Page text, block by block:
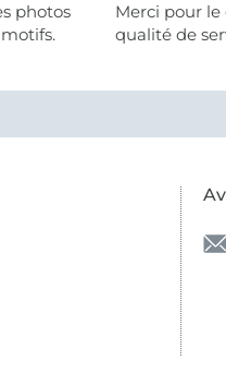
photos
Merci pour le choix, la rapidité, la
qualité de